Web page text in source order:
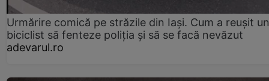
Urmărire comică pe străzile din Iași. Cum a reușit un
biciclist să fenteze poliția și să se facă nevăzut
adevarul.ro